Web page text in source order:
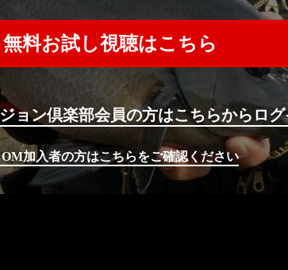
無料お試し視聴はこちら
ョン倶楽部会員の方はこちらからロ
加入者の方はこちらをご確認ください